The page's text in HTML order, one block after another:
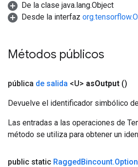
De la clase java.lang.Object
Desde la interfaz
Métodos públicos
pública de salida <U> asOutput ()
Devuelve el identificador simbólico
Las entradas a las operaciones de
método se utiliza para obtener un
public static RaggedBincount.